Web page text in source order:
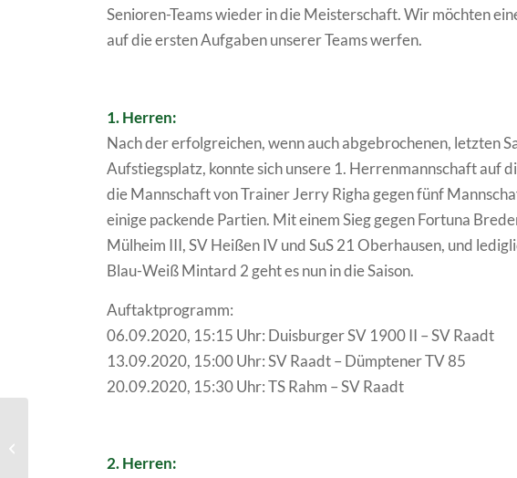
Senioren-Teams wieder in die Meisterschaft. Wir möchten
auf die ersten Aufgaben unserer Teams werfen.
1. Herren:
Nach der erfolgreichen, wenn auch abgebrochenen, letzten
Aufstiegsplatz, konnte sich unsere 1. Herrenmannschaft auf
die Mannschaft von Trainer Jerry Righa gegen fünf
einige packende Partien. Mit einem Sieg gegen Fortuna
Mülheim III, SV Heißen IV und SuS 21 Oberhausen, und
Blau-Weiß Mintard 2 geht es nun in die Saison.
Auftaktprogramm:
06.09.2020, 15:15 Uhr: Duisburger SV 1900 II – SV Raadt
13.09.2020, 15:00 Uhr: SV Raadt – Dümptener TV 85
20.09.2020, 15:30 Uhr: TS Rahm – SV Raadt
2. Herren: